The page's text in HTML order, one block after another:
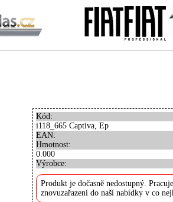
Kód:
i118_665 Captiva, Ep
EAN:
Hmotnost:
0.000
Výrobce:
Produkt je dočasně nedostupný.
znovuzařazení do naší nabídky v co